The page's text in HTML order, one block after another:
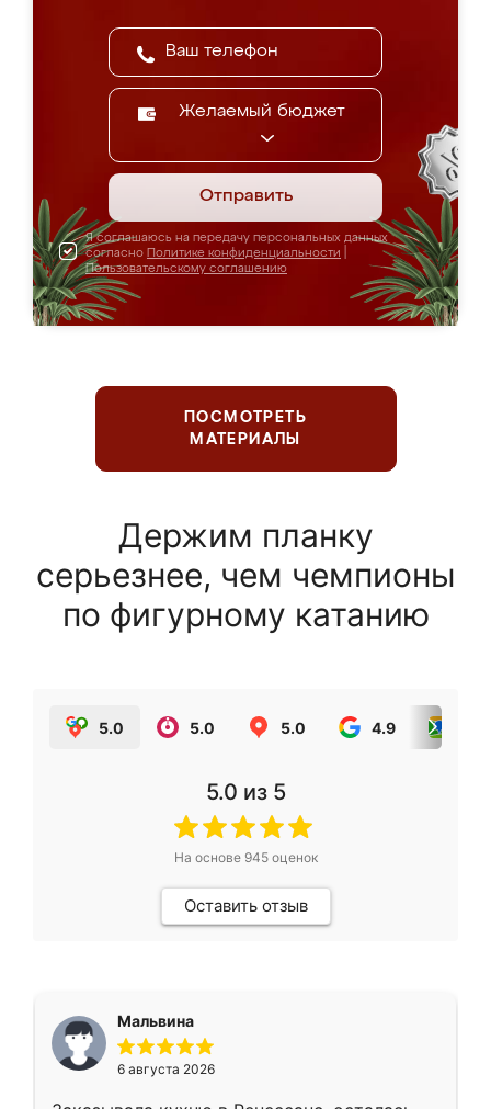
Желаемый бюджет
Отправить
Я соглашаюсь на передачу персональных данных
согласно Политике конфиденциальности
Пользовательскому соглашению
ПОСМОТРЕТЬ
МАТЕРИАЛЫ
Держим планку
серьезнее, чем чемпионы
по фигурному катанию
5.0 5.0 5.0 4.9
5.0 из 5
На основе 945оценок
Оставить отзыв
Мальвина
6 августа 2026